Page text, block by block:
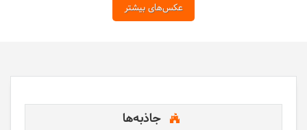
عکس‌های بیشتر
جاذبه‌ها